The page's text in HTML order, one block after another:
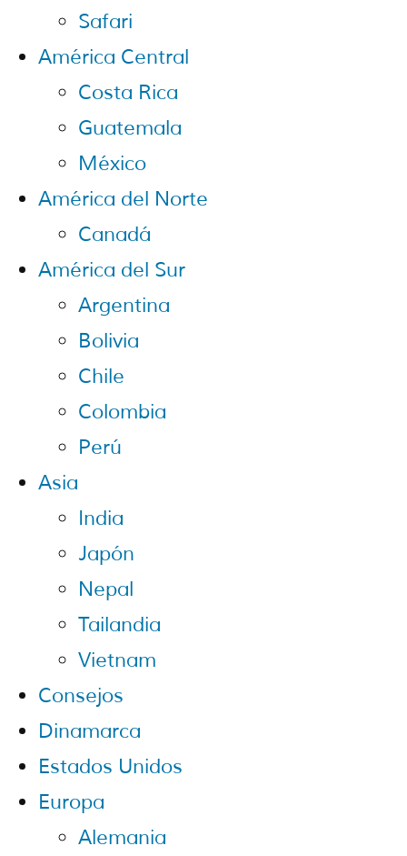
Safari
América Central
Costa Rica
Guatemala
México
América del Norte
Canadá
América del Sur
Argentina
Bolivia
Chile
Colombia
Perú
Asia
India
Japón
Nepal
Tailandia
Vietnam
Consejos
Dinamarca
Estados Unidos
Europa
Alemania